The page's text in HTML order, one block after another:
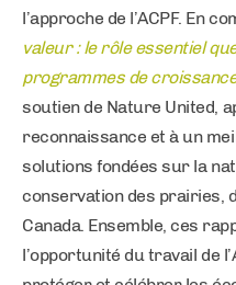
l’approche de l’ACPF. En
valeur : le rôle essentiel
programmes de
soutien de Nature United,
reconnaissance et à un
solutions fondées sur la
conservation des prairies,
Canada. Ensemble, ces
l’opportunité du travail de